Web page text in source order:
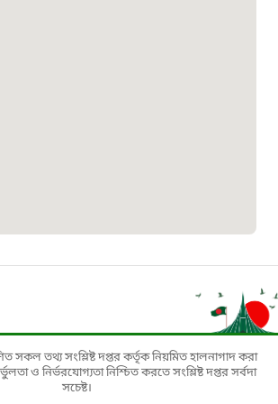
হটলাইন
সেবা সংক্রান্ত
সকল তথ্য সংশ্লিষ্ট দপ্তর কর্তৃক নিয়মিত হালনাগাদ করা
ও নির্ভরযোগ্যতা নিশ্চিত করতে সংশ্লিষ্ট দপ্তর সর্বদা
সচেষ্ট।